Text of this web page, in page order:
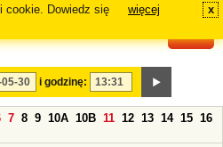
cookie. Dowiedz się
więcej x
i godzinę:
7 8 9 10A 10B 11 12 13 14 15 16